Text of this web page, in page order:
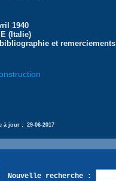
1940
(Italie)
et remerciements
à jour : 29-06-2017
Nouvelle recherche :